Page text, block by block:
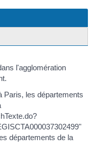
l'agglomération
Paris, les départements
départements de la